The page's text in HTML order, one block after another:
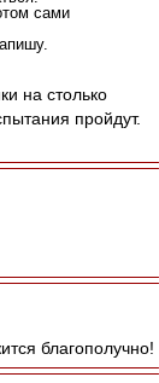
сами
на столько
пройдут.
благополучно!